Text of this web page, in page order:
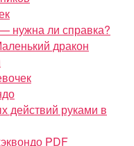
нужна ли справка?
дракон
действий руками в
PDF